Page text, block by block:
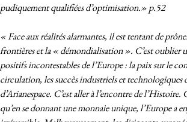
pudiquement qualifiées d’optimisation.» p.52
« Face aux réalités alarmantes, il est tentant de
frontières et la « démondialisation ». C’est oublier
positifs incontestables de l’Europe : la paix sur le
circulation, les succès industriels et technologiques
d’Arianespace. C’est aller à l’encontre de
qu’en se donnant une monnaie unique, l’Europe a